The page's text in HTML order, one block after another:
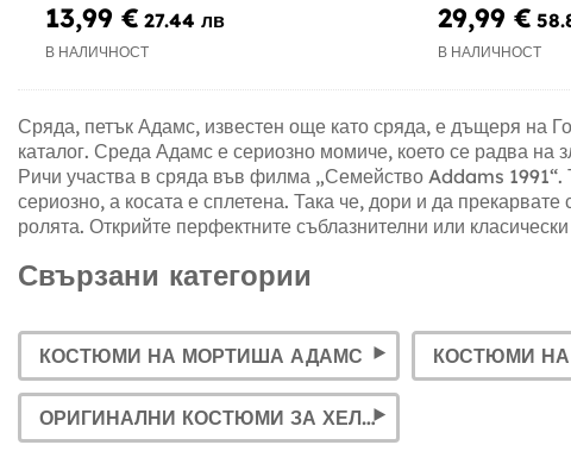
13,99 € 27.44 лв
В НАЛИЧНОСТ
29,99 €
В НАЛИЧНОСТ
Сряда, петък Адамс, известен още като сряда, е дъщеря на
каталог. Среда Адамс е сериозно момиче, което се радва
Ричи участва в сряда във филма „Семейство Addams
сериозно, а косата е сплетена. Така че, дори и да
ролята. Открийте перфектните съблазнителни или
Свързани категории
КОСТЮМИ НА МОРТИША АДАМС КОСТЮМИ
ОРИГИНАЛНИ КОСТЮМИ ЗА ХЕЛОУИН